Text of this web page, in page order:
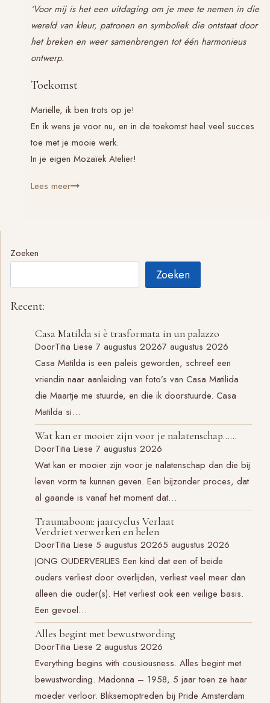
‘Voor mij is het een uitdaging om je mee te nemen in die
wereld van kleur, patronen en symboliek die ontstaat door
het breken en weer samenbrengen tot één harmonieus
ontwerp.
Toekomst
Mariëlle, ik ben trots op je!
En ik wens je voor nu, en in de toekomst heel veel succes
toe met je mooie werk.
In je eigen Mozaïek Atelier!
Lees meerHerinneringsmozaïek:
Zoeken
Zoeken
Recent:
Casa Matilda si è trasformata in un palazzo
DoorTitia Liese 7 augustus 20267 augustus 2026
Casa Matilda is een paleis geworden, schreef een
vriendin naar aanleiding van foto’s van Casa Matilida
die Maartje me stuurde, en die ik doorstuurde. Casa
Matilda si…
Wat kan er mooier zijn voor je nalatenschap……
DoorTitia Liese 7 augustus 2026
Wat kan er mooier zijn voor je nalatenschap dan die bij
leven vorm te kunnen geven. Een bijzonder proces, dat
al gaande is vanaf het moment dat…
Traumaboom: jaarcyclus Verlaat
Verdriet verwerken en helen
DoorTitia Liese 5 augustus 20265 augustus 2026
JONG OUDERVERLIES Een kind dat een of beide
ouders verliest door overlijden, verliest veel meer dan
alleen die ouder(s). Het verliest ook een veilige basis.
Een gevoel…
Alles begint met bewustwording
DoorTitia Liese 2 augustus 2026
Everything begins with cousiousness. Alles begint met
bewustwording. Madonna – 1958, 5 jaar toen ze haar
moeder verloor. Bliksemoptreden bij Pride Amsterdam